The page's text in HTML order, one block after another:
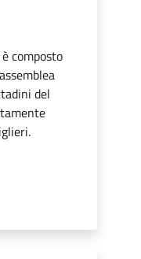
composto
del